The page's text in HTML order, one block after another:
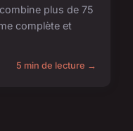
plus de 75
complète et
5 min de lecture →